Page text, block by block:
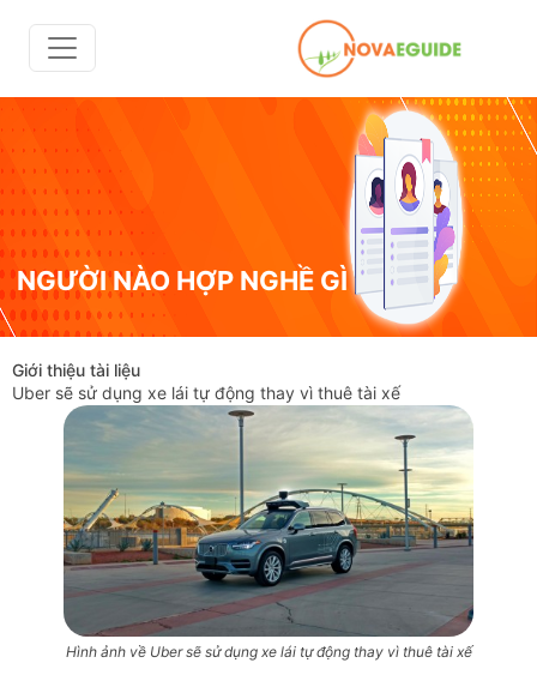
NGƯỜI NÀO HỢP NGHỀ GÌ
Giới thiệu tài liệu
Uber sẽ sử dụng xe lái tự động thay vì thuê tài xế
Hình ảnh về Uber sẽ sử dụng xe lái tự động thay vì thuê tài xế